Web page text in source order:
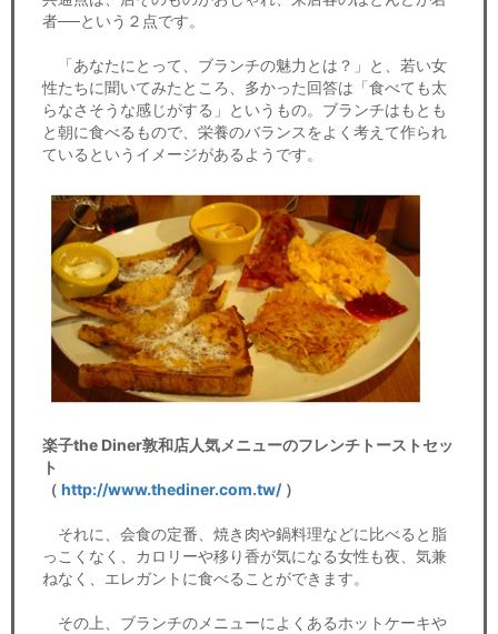
者──という２点です。
「あなたにとって、ブランチの魅力とは？」と、若い女
性たちに聞いてみたところ、多かった回答は「食べても太
らなさそうな感じがする」というもの。ブランチはもとも
と朝に食べるもので、栄養のバランスをよく考えて作られ
ているというイメージがあるようです。
楽子the Diner敦和店人気メニューのフレンチトーストセッ
ト
（ http://www.thediner.com.tw/）
それに、会食の定番、焼き肉や鍋料理などに比べると脂
っこくなく、カロリーや移り香が気になる女性も夜、気兼
ねなく、エレガントに食べることができます。
その上、ブランチのメニューによくあるホットケーキや